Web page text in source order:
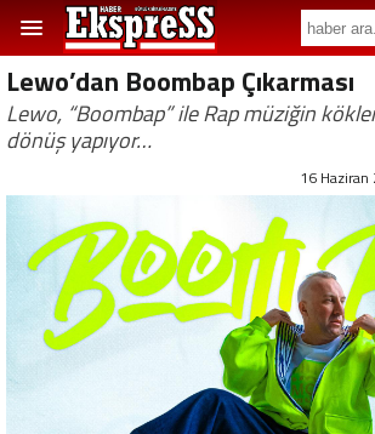
Lewo’dan Boombap Çıkarması
Lewo, “Boombap” ile Rap müziğin
dönüş yapıyor…
16